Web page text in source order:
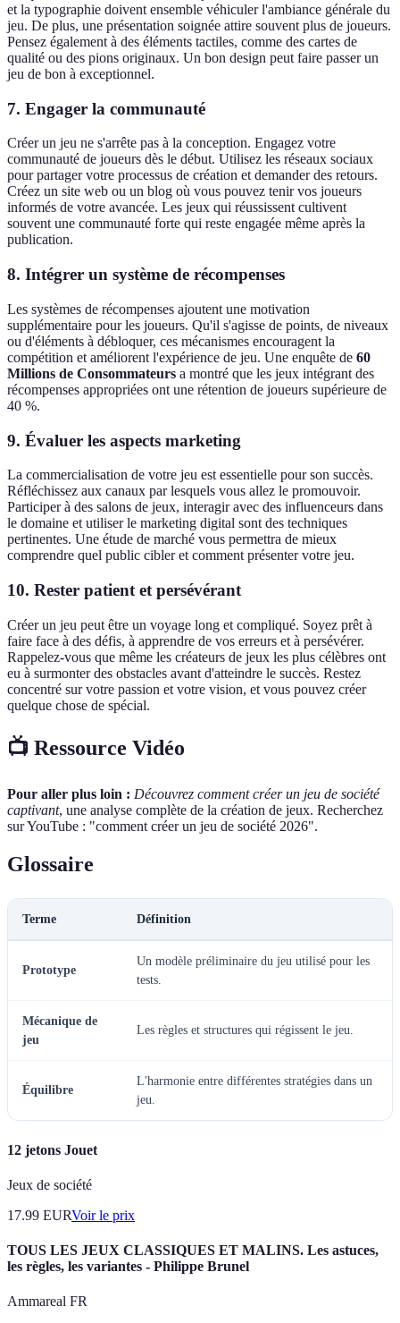
et la typographie doivent ensemble véhiculer l'ambiance générale du
jeu. De plus, une présentation soignée attire souvent plus de joueurs.
Pensez également à des éléments tactiles, comme des cartes de
qualité ou des pions originaux. Un bon design peut faire passer un
jeu de bon à exceptionnel.
7. Engager la communauté
Créer un jeu ne s'arrête pas à la conception. Engagez votre
communauté de joueurs dès le début. Utilisez les réseaux sociaux
pour partager votre processus de création et demander des retours.
Créez un site web ou un blog où vous pouvez tenir vos joueurs
informés de votre avancée. Les jeux qui réussissent cultivent
souvent une communauté forte qui reste engagée même après la
publication.
8. Intégrer un système de récompenses
Les systèmes de récompenses ajoutent une motivation
supplémentaire pour les joueurs. Qu'il s'agisse de points, de niveaux
ou d'éléments à débloquer, ces mécanismes encouragent la
compétition et améliorent l'expérience de jeu. Une enquête de 60
Millions de Consommateurs a montré que les jeux intégrant des
récompenses appropriées ont une rétention de joueurs supérieure de
40 %.
9. Évaluer les aspects marketing
La commercialisation de votre jeu est essentielle pour son succès.
Réfléchissez aux canaux par lesquels vous allez le promouvoir.
Participer à des salons de jeux, interagir avec des influenceurs dans
le domaine et utiliser le marketing digital sont des techniques
pertinentes. Une étude de marché vous permettra de mieux
comprendre quel public cibler et comment présenter votre jeu.
10. Rester patient et persévérant
Créer un jeu peut être un voyage long et compliqué. Soyez prêt à
faire face à des défis, à apprendre de vos erreurs et à persévérer.
Rappelez-vous que même les créateurs de jeux les plus célèbres ont
eu à surmonter des obstacles avant d'atteindre le succès. Restez
concentré sur votre passion et votre vision, et vous pouvez créer
quelque chose de spécial.
📺 Ressource Vidéo
Pour aller plus loin : Découvrez comment créer un jeu de société
captivant, une analyse complète de la création de jeux. Recherchez
sur YouTube : "comment créer un jeu de société 2026".
Glossaire
Terme Définition
Prototype
Un modèle préliminaire du jeu utilisé pour les
tests.
Mécanique de
jeu
Les règles et structures qui régissent le jeu.
Équilibre
L'harmonie entre différentes stratégies dans un
jeu.
12 jetons Jouet
Jeux de société
17.99 EURVoir le prix
TOUS LES JEUX CLASSIQUES ET MALINS. Les astuces,
les règles, les variantes - Philippe Brunel
Ammareal FR